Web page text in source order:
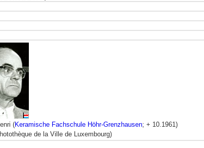
(Keramische Fachschule Höhr-Grenzhausen; + 10.1961)
de la Ville de Luxembourg)